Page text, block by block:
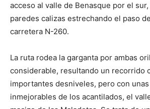
acceso al valle de Benasque por el
paredes calizas estrechando el paso
carretera N-260.
La ruta rodea la garganta por ambas
considerable, resultando un recorrido
importantes desniveles, pero con
inmejorables de los acantilados, el